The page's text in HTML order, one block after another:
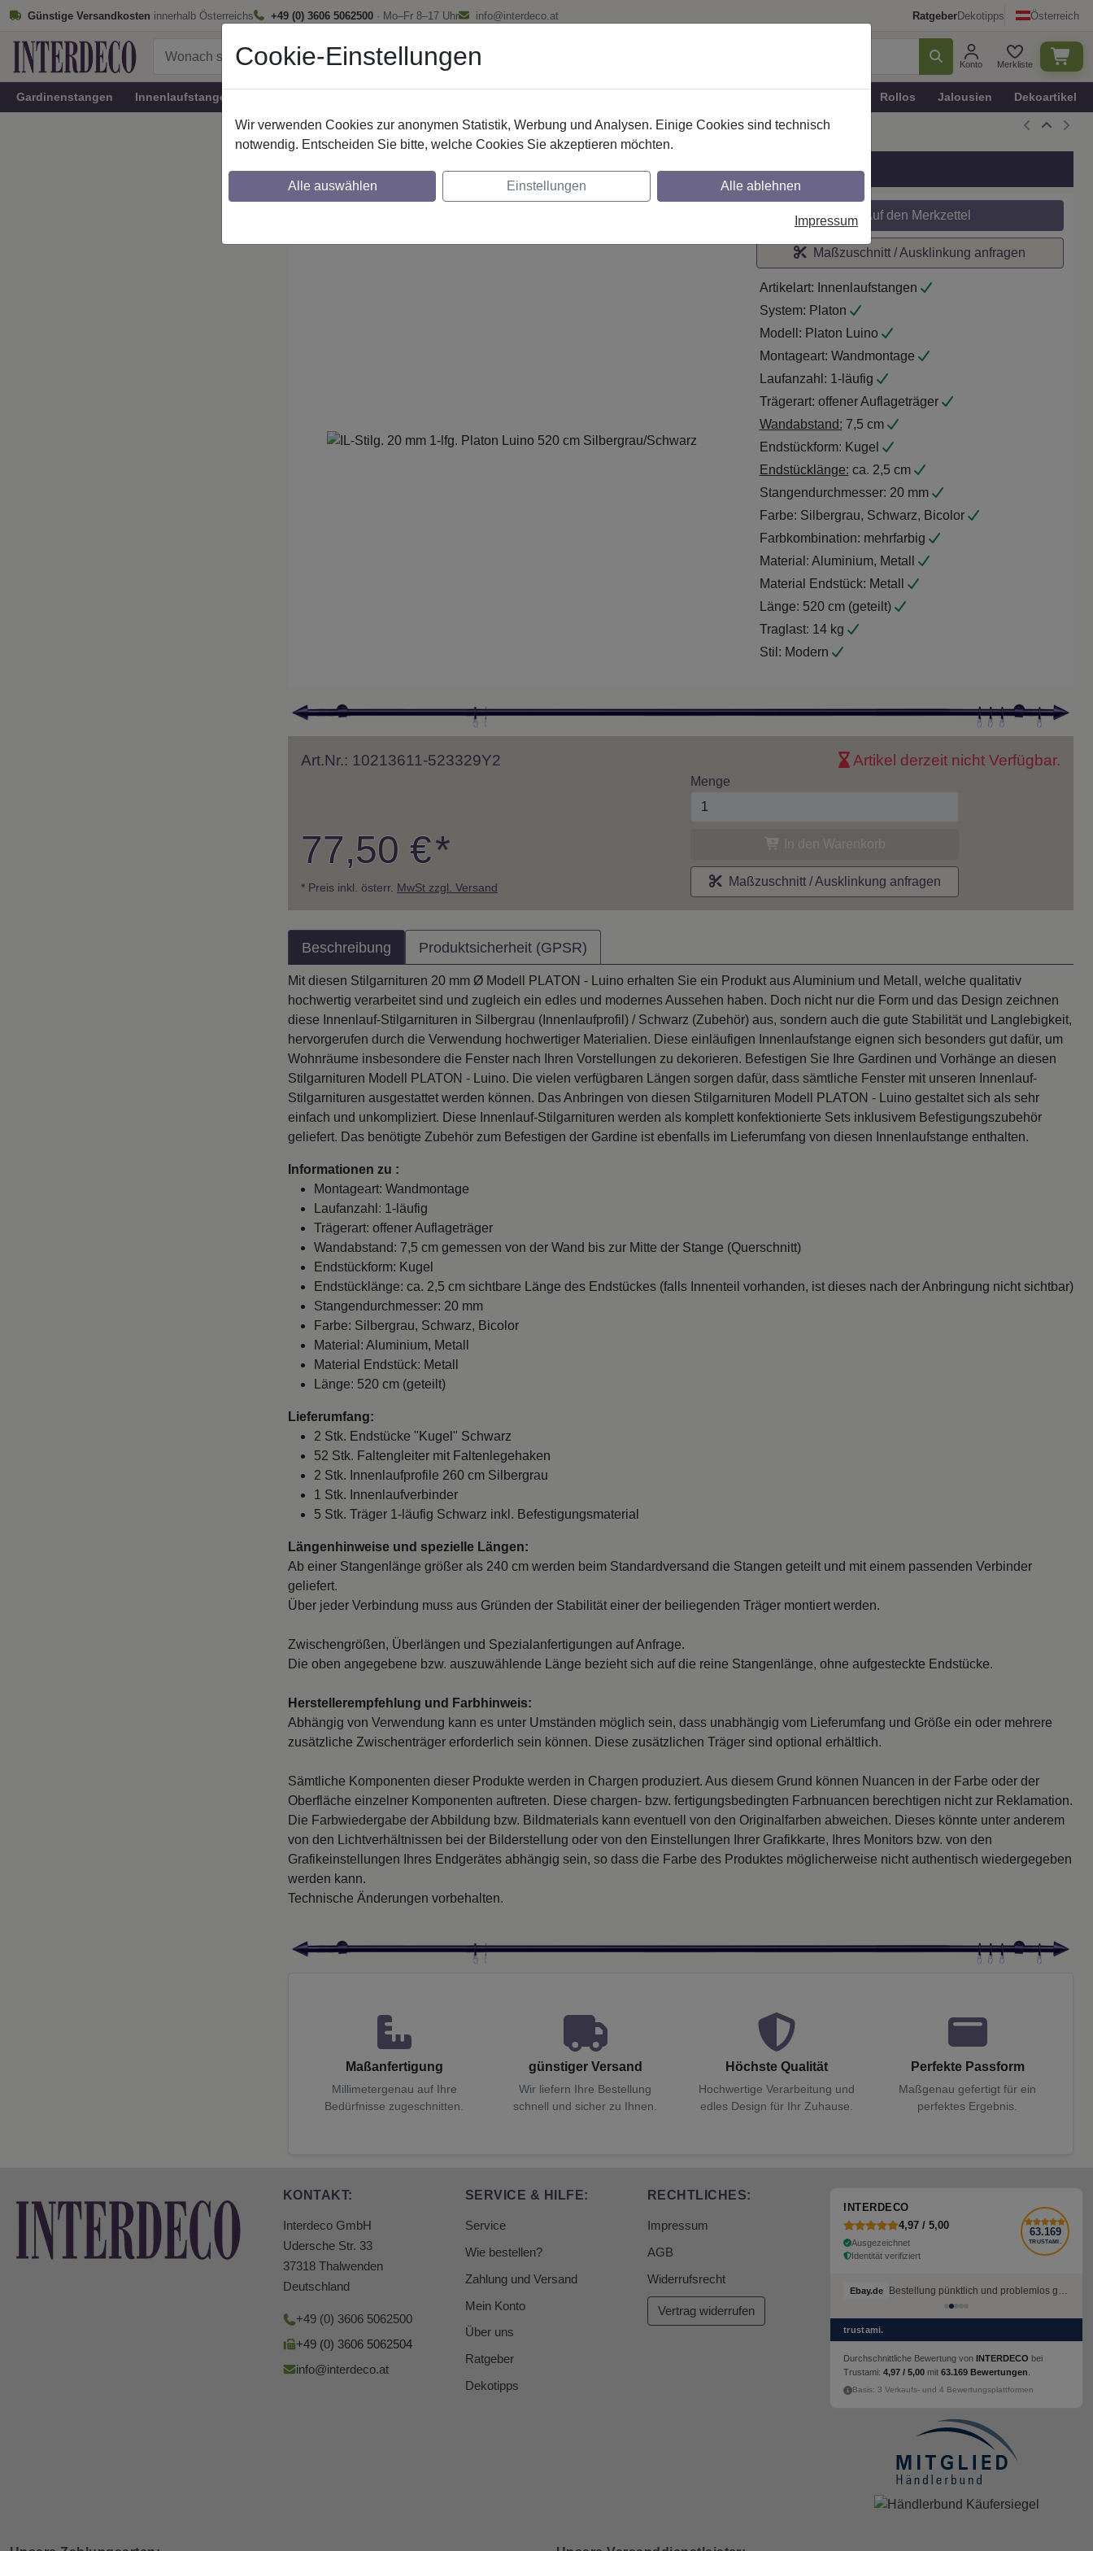
Günstige Versandkosten innerhalb Österreichs +49 (0) 3606 5062500 · Mo–Fr 8–17 Uhr info@interdeco.at RatgeberDekotipps Österreich
Konto Merkliste
Gardinenstangen Innenlaufstangen Rollos Jalousien Dekoartikel
IL-Stilg. 20 mm 1-lfg. Platon Luino 520 cm Silbergrau/Schwarz
Maßzuschnitt möglich
Auf den Merkzettel
Maßzuschnitt / Ausklinkung anfragen
Artikelart: Innenlaufstangen
System: Platon
Modell: Platon Luino
Montageart: Wandmontage
Laufanzahl: 1-läufig
Trägerart: offener Auflageträger
Wandabstand: 7,5 cm
Endstückform: Kugel
Endstücklänge: ca. 2,5 cm
Stangendurchmesser: 20 mm
Farbe: Silbergrau, Schwarz, Bicolor
Farbkombination: mehrfarbig
Material: Aluminium, Metall
Material Endstück: Metall
Länge: 520 cm (geteilt)
Traglast: 14 kg
Stil: Modern
Art.Nr.: 10213611-523329Y2 Artikel derzeit nicht Verfügbar.
77,50 €*
* Preis inkl. österr. MwSt zzgl. Versand
Menge
Maßzuschnitt / Ausklinkung anfragen
Beschreibung Produktsicherheit (GPSR)
Mit diesen Stilgarnituren 20 mm Ø Modell PLATON - Luino erhalten Sie ein Produkt aus Aluminium und Metall, welche qualitativ
hochwertig verarbeitet sind und zugleich ein edles und modernes Aussehen haben. Doch nicht nur die Form und das Design zeichnen
diese Innenlauf-Stilgarnituren in Silbergrau (Innenlaufprofil) / Schwarz (Zubehör) aus, sondern auch die gute Stabilität und Langlebigkeit,
hervorgerufen durch die Verwendung hochwertiger Materialien. Diese einläufigen Innenlaufstange eignen sich besonders gut dafür, um
Wohnräume insbesondere die Fenster nach Ihren Vorstellungen zu dekorieren. Befestigen Sie Ihre Gardinen und Vorhänge an diesen
Stilgarnituren Modell PLATON - Luino. Die vielen verfügbaren Längen sorgen dafür, dass sämtliche Fenster mit unseren Innenlauf-
Stilgarnituren ausgestattet werden können. Das Anbringen von diesen Stilgarnituren Modell PLATON - Luino gestaltet sich als sehr
einfach und unkompliziert. Diese Innenlauf-Stilgarnituren werden als komplett konfektionierte Sets inklusivem Befestigungszubehör
geliefert. Das benötigte Zubehör zum Befestigen der Gardine ist ebenfalls im Lieferumfang von diesen Innenlaufstange enthalten.
Informationen zu :
Montageart: Wandmontage
Laufanzahl: 1-läufig
Trägerart: offener Auflageträger
Wandabstand: 7,5 cm gemessen von der Wand bis zur Mitte der Stange (Querschnitt)
Endstückform: Kugel
Endstücklänge: ca. 2,5 cm sichtbare Länge des Endstückes (falls Innenteil vorhanden, ist dieses nach der Anbringung nicht sichtbar)
Stangendurchmesser: 20 mm
Farbe: Silbergrau, Schwarz, Bicolor
Material: Aluminium, Metall
Material Endstück: Metall
Länge: 520 cm (geteilt)
Lieferumfang:
2 Stk. Endstücke "Kugel" Schwarz
52 Stk. Faltengleiter mit Faltenlegehaken
2 Stk. Innenlaufprofile 260 cm Silbergrau
1 Stk. Innenlaufverbinder
5 Stk. Träger 1-läufig Schwarz inkl. Befestigungsmaterial
Längenhinweise und spezielle Längen:
Ab einer Stangenlänge größer als 240 cm werden beim Standardversand die Stangen geteilt und mit einem passenden Verbinder
geliefert.
Über jeder Verbindung muss aus Gründen der Stabilität einer der beiliegenden Träger montiert werden.
Zwischengrößen, Überlängen und Spezialanfertigungen auf Anfrage.
Die oben angegebene bzw. auszuwählende Länge bezieht sich auf die reine Stangenlänge, ohne aufgesteckte Endstücke.
Herstellerempfehlung und Farbhinweis:
Abhängig von Verwendung kann es unter Umständen möglich sein, dass unabhängig vom Lieferumfang und Größe ein oder mehrere
zusätzliche Zwischenträger erforderlich sein können. Diese zusätzlichen Träger sind optional erhältlich.
Sämtliche Komponenten dieser Produkte werden in Chargen produziert. Aus diesem Grund können Nuancen in der Farbe oder der
Oberfläche einzelner Komponenten auftreten. Diese chargen- bzw. fertigungsbedingten Farbnuancen berechtigen nicht zur Reklamation.
Die Farbwiedergabe der Abbildung bzw. Bildmaterials kann eventuell von den Originalfarben abweichen. Dieses könnte unter anderem
von den Lichtverhältnissen bei der Bilderstellung oder von den Einstellungen Ihrer Grafikkarte, Ihres Monitors bzw. von den
Grafikeinstellungen Ihres Endgerätes abhängig sein, so dass die Farbe des Produktes möglicherweise nicht authentisch wiedergegeben
werden kann.
Technische Änderungen vorbehalten.
Maßanfertigung
Millimetergenau auf Ihre
Bedürfnisse zugeschnitten.
günstiger Versand
Wir liefern Ihre Bestellung
schnell und sicher zu Ihnen.
Höchste Qualität
Hochwertige Verarbeitung und
edles Design für Ihr Zuhause.
Perfekte Passform
Maßgenau gefertigt für ein
perfektes Ergebnis.
KONTAKT:
Interdeco GmbH
Udersche Str. 33
37318 Thalwenden
Deutschland
+49 (0) 3606 5062500
+49 (0) 3606 5062504
info@interdeco.at
SERVICE & HILFE:
Service
Wie bestellen?
Zahlung und Versand
Mein Konto
Über uns
Ratgeber
Dekotipps
RECHTLICHES:
Impressum
AGB
Widerrufsrecht
Vertrag widerrufen
INTERDECO
4,97 / 5,00
Ausgezeichnet
Identität verifiziert
63.169
TRUSTAMI.
Ebay.de Bestellung pünktlich und problemlos geliefert
trustami.
Durchschnittliche Bewertung von INTERDECO bei
Trustami: 4,97 / 5,00 mit 63.169 Bewertungen
Basis: 3 Verkaufs- und 4 Bewertungsplattformen
Cookie-Einstellungen
Wir verwenden Cookies zur anonymen Statistik, Werbung und Analysen. Einige Cookies sind technisch
notwendig. Entscheiden Sie bitte, welche Cookies Sie akzeptieren möchten.
Alle auswählen Einstellungen Alle ablehnen
Impressum